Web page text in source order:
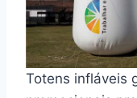
Totens infláveis